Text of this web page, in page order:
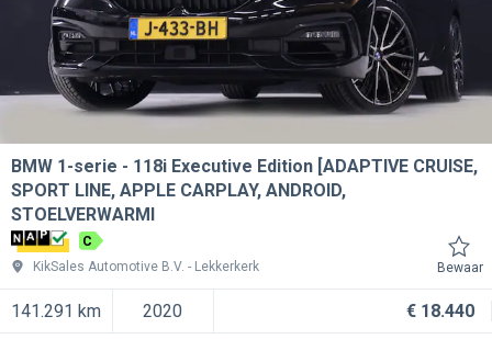
BMW 1-serie
118i Executive Edition [ADAPTIVE CRUISE,
SPORT LINE, APPLE CARPLAY, ANDROID,
STOELVERWARMI
C
KikSales Automotive B.V.
Lekkerkerk Bewaar
141.291 km 2020 € 18.440